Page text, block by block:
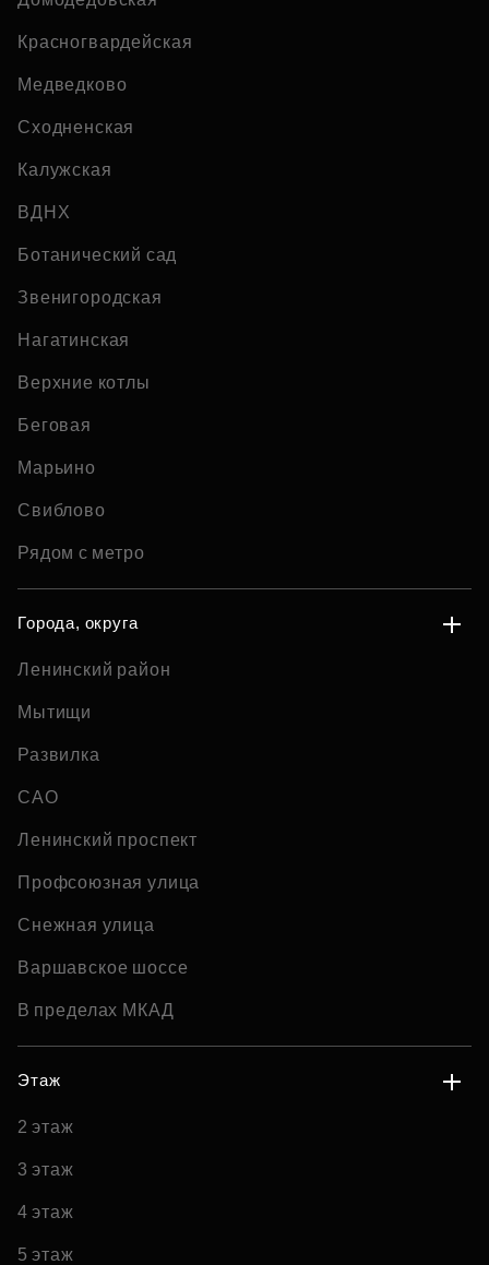
Красногвардейская
Медведково
Сходненская
Калужская
ВДНХ
Ботанический сад
Звенигородская
Нагатинская
Верхние котлы
Беговая
Марьино
Свиблово
Рядом с метро
Города, округа
Ленинский район
Мытищи
Развилка
САО
Ленинский проспект
Профсоюзная улица
Снежная улица
Варшавское шоссе
В пределах МКАД
Этаж
2 этаж
3 этаж
4 этаж
5 этаж